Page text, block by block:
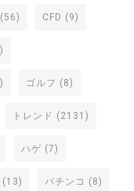
(56) CFD (9)
ゴルフ (8)
トレンド (2131)
ハゲ (7)
(13) パチンコ (8)